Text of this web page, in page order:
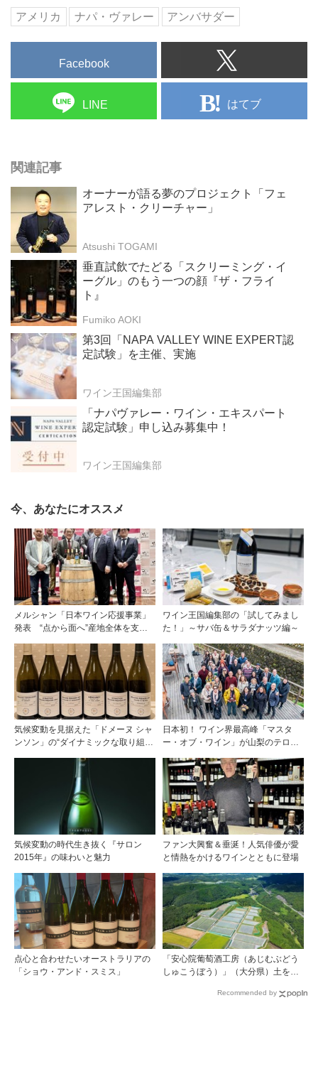
アメリカ ナパ・ヴァレー アンバサダー
Facebook
LINE はてブ
関連記事
オーナーが語る夢のプロジェクト「フェ
アレスト・クリーチャー」
Atsushi TOGAMI
垂直試飲でたどる「スクリーミング・イ
ーグル」のもう一つの顔『ザ・フライ
ト』
Fumiko AOKI
第3回「NAPA VALLEY WINE EXPERT認
定試験」を主催、実施
ワイン王国編集部
「ナパヴァレー・ワイン・エキスパート
認定試験」申し込み募集中！
ワイン王国編集部
今、あなたにオススメ
メルシャン「日本ワイン応援事業」
発表 “点から面へ”産地全体を支え
ワイン王国編集部の「試してみまし
た！」～サバ缶＆サラダナッツ編～
気候変動を見据えた「ドメーヌ シャ
ンソン」の“ダイナミックな取り組
日本初！ ワイン界最高峰「マスタ
ー・オブ・ワイン」が山梨のテロワ
気候変動の時代生き抜く『サロン
2015年』の味わいと魅力
ファン大興奮＆垂涎！人気俳優が愛
と情熱をかけるワインとともに登場
点心と合わせたいオーストラリアの
「ショウ・アンド・スミス」
「安心院葡萄酒工房（あじむぶどう
しゅこうぼう）」（大分県）土を作
ワインに実を結ぶRecommended by